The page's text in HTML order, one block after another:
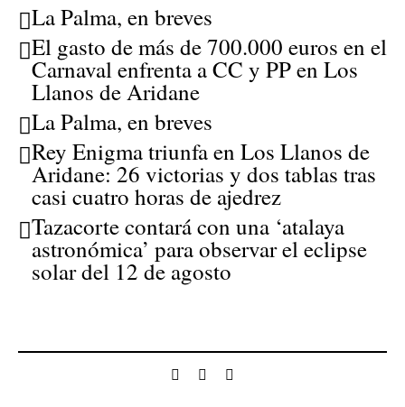
La Palma, en breves
El gasto de más de 700.000 euros en el
Carnaval enfrenta a CC y PP en Los
Llanos de Aridane
La Palma, en breves
Rey Enigma triunfa en Los Llanos de
Aridane: 26 victorias y dos tablas tras
casi cuatro horas de ajedrez
Tazacorte contará con una ‘atalaya
astronómica’ para observar el eclipse
solar del 12 de agosto